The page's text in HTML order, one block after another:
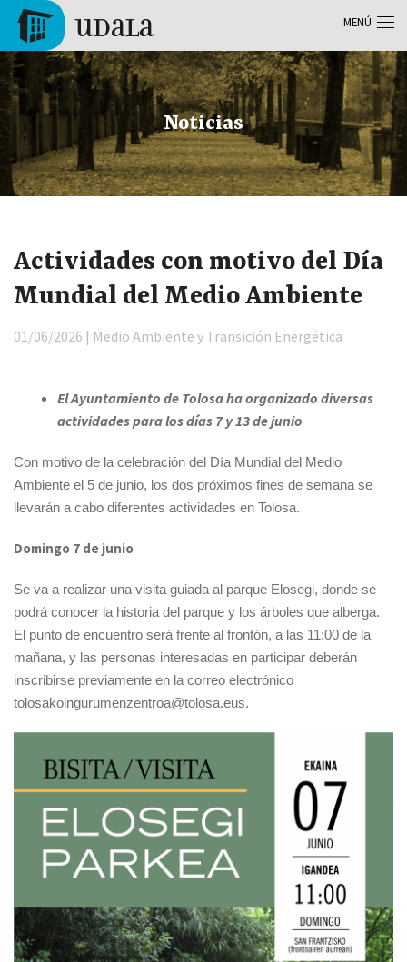
Pasar al contenido principal
Tolosa
Noticias
Actividades con motivo del Día
Mundial del Medio Ambiente
01/06/2026 | Medio Ambiente y Transición Energética
El Ayuntamiento de Tolosa ha organizado diversas
actividades para los días 7 y 13 de junio
Con motivo de la celebración del Día Mundial del Medio
Ambiente el 5 de junio, los dos próximos fines de semana se
llevarán a cabo diferentes actividades en Tolosa.
Domingo 7 de junio
Se va a realizar una visita guiada al parque Elosegi, donde se
podrá conocer la historia del parque y los árboles que alberga.
El punto de encuentro será frente al frontón, a las 11:00 de la
mañana, y las personas interesadas en participar deberán
inscribirse previamente en la correo electrónico
tolosakoingurumenzentroa@tolosa.eus.
MENÚ